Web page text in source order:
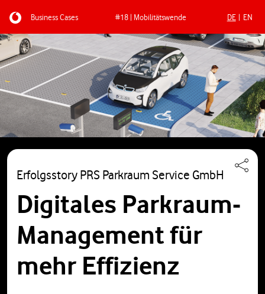
Direkt zum Inhalt
Business Cases #18 | Mobilitätswende DE EN
Erfolgsstory PRS Parkraum Service GmbH
Digitales Parkraum-
Management für
mehr Effizienz